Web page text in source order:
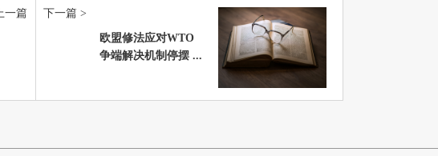
一篇
欧盟修法应对WTO
争端解决机制停摆 ...
下一篇 >